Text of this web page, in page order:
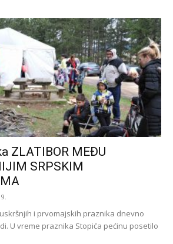
ZLATIBOR MEĐU
SRPSKIM
i prvomajskih praznika dnevno
U vreme praznika Stopića pećinu posetilo